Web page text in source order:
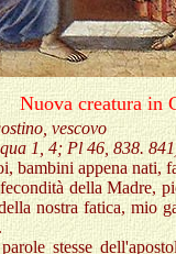
Nuova creatura in
vescovo
1, 4; Pl 46, 838.
bambini appena nati,
della Madre,
nostra fatica, mio
stesse